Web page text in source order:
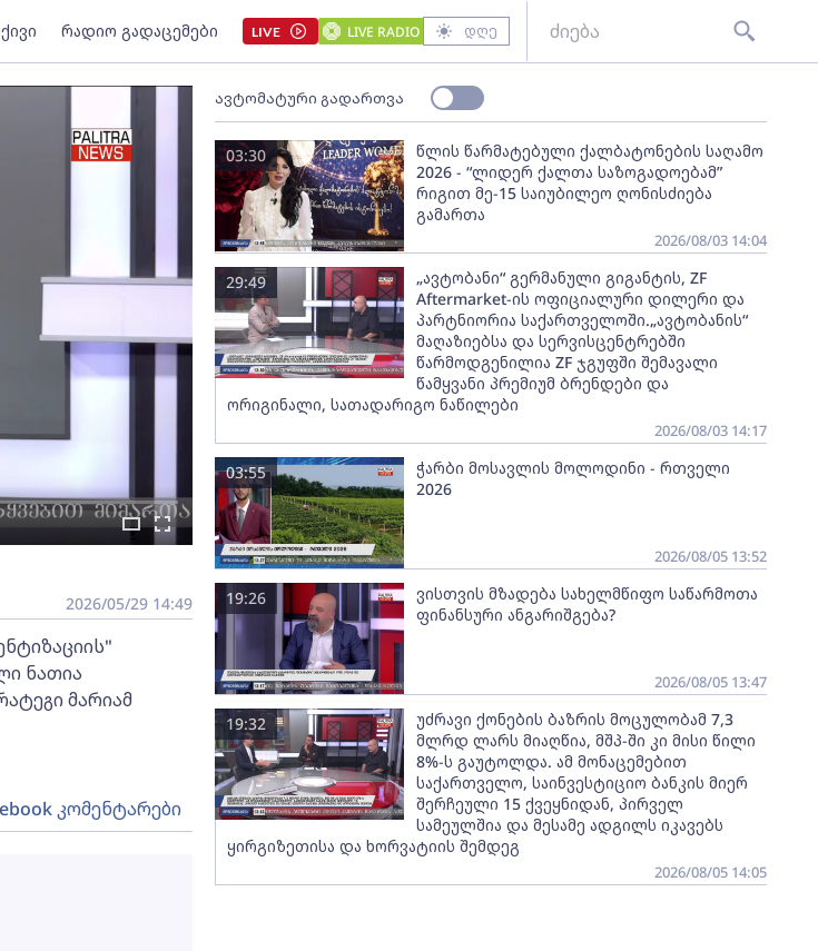
რადიო გადაცემები LIVE LIVE RADIO დღე
2026/05/29 14:49
ნათია
მარიამ
ავტომატური გადართვა
წლის წარმატებული ქალბატონების საღამო
2026 - “ლიდერ ქალთა საზოგადოებამ”
რიგით მე-15 საიუბილეო ღონისძიება
გამართა
03:30
2026/08/03 14:04
„ავტობანი“ გერმანული გიგანტის, ZF
Aftermarket-ის ოფიციალური დილერი და
პარტნიორია საქართველოში.„ავტობანის“
მაღაზიებსა და სერვისცენტრებში
წარმოდგენილია ZF ჯგუფში შემავალი
წამყვანი პრემიუმ ბრენდები და
ორიგინალი, სათადარიგო ნაწილები
29:49
2026/08/03 14:17
ჭარბი მოსავლის მოლოდინი - რთველი
2026
03:55
2026/08/05 13:52
ვისთვის მზადება სახელმწიფო საწარმოთა
ფინანსური ანგარიშგება?
19:26
2026/08/05 13:47
უძრავი ქონების ბაზრის მოცულობამ 7,3
მლრდ ლარს მიაღწია, მშპ-ში კი მისი წილი
8%-ს გაუტოლდა. ამ მონაცემებით
საქართველო, საინვესტიციო ბანკის მიერ
შერჩეული 15 ქვეყნიდან, პირველ
სამეულშია და მესამე ადგილს იკავებს
ყირგიზეთისა და ხორვატიის შემდეგ
19:32
2026/08/05 14:05
კომენტარები